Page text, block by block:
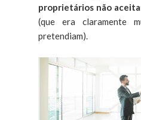
proprietários não
(que era claramente
pretendiam).